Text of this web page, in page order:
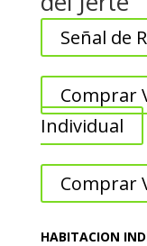
Señal de
Comprar
Individual
Comprar
HABITACION